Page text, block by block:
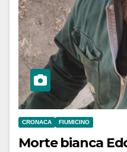
CRONACA FIUMICINO
Morte bianca